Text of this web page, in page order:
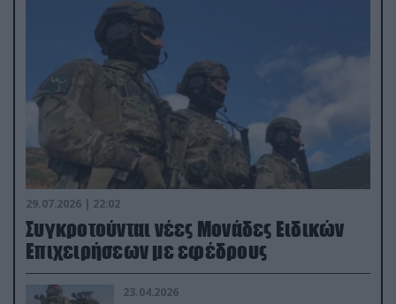
29.07.2026 | 22:02
Συγκροτούνται νέες Μονάδες Ειδικών
Επιχειρήσεων με εφέδρους
23.04.2026